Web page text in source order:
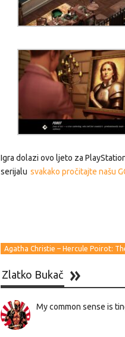
Igra dolazi ovo ljeto za
serijalu svakako pročitajte našu
Agatha Christie – Hercule Poirot:
Zlatko Bukač
My common sense is